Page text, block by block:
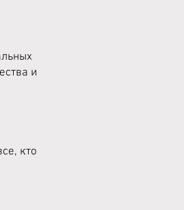
и
кто